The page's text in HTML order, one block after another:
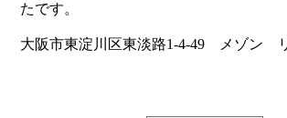
たです。
大阪市東淀川区東淡路1-4-49 メゾン